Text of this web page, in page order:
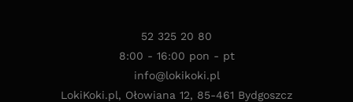
52 325 20 80
8:00 - 16:00 pon - pt
info@lokikoki.pl
LokiKoki.pl, Ołowiana 12, 85-461 Bydgoszcz